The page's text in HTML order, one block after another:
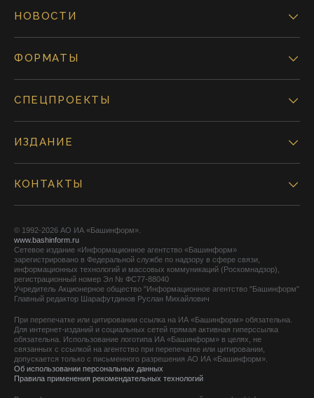
НОВОСТИ
ФОРМАТЫ
СПЕЦПРОЕКТЫ
ИЗДАНИЕ
КОНТАКТЫ
© 1992-2026 АО ИА «Башинформ».
www.bashinform.ru
Сетевое издание «Информационное агентство «Башинформ»
зарегистрировано в Федеральной службе по надзору в сфере связи,
информационных технологий и массовых коммуникаций (Роскомнадзор),
регистрационный номер Эл № ФС77-88040
Учредитель Акционерное общество "Информационное агентство "Башинформ"
Главный редактор Шарафутдинов Руслан Михайлович
При перепечатке или цитировании ссылка на ИА «Башинформ» обязательна.
Для интернет-изданий и социальных сетей прямая активная гиперссылка
обязательна. Использование логотипа ИА «Башинформ» в целях, не
связанных с ссылкой на агентство при перепечатке или цитировании,
допускается только с письменного разрешения АО ИА «Башинформ».
Об использовании персональных данных
Правила применения рекомендательных технологий